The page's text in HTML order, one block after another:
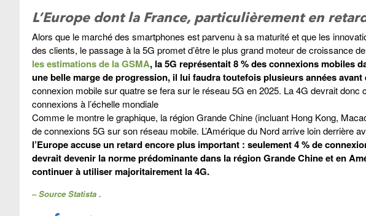
L’Europe dont la France, particulièrement en
Alors que le marché des smartphones est parvenu à sa maturité et que les
des clients, le passage à la 5G promet d’être le plus grand moteur de croissance
les estimations de la GSMA, la 5G représentait 8 % des connexions mobiles
une belle marge de progression, il lui faudra toutefois plusieurs années avant
connexion mobile sur quatre se fera sur le réseau 5G en 2025. La 4G devrait donc
connexions à l’échelle mondiale
Comme le montre le graphique, la région Grande Chine (incluant Hong Kong,
de connexions 5G sur son réseau mobile. L’Amérique du Nord arrive loin derrière
l’Europe accuse un retard encore plus important : seulement 4 % de
devrait devenir la norme prédominante dans la région Grande Chine et en
continuer à utiliser majoritairement la 4G.
–Source Statista .